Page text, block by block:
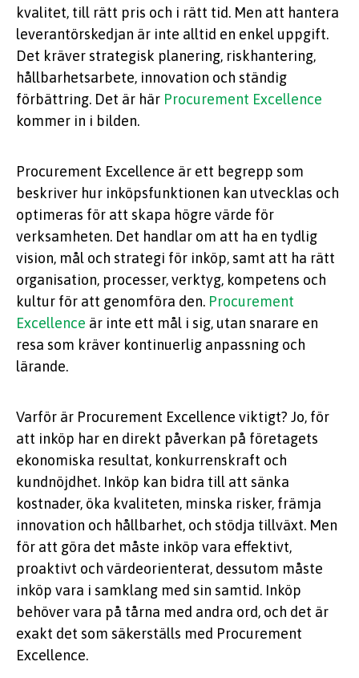
kvalitet, till rätt pris och i rätt tid. Men att hantera
leverantörskedjan är inte alltid en enkel uppgift.
Det kräver strategisk planering, riskhantering,
hållbarhetsarbete, innovation och ständig
förbättring. Det är här Procurement Excellence
kommer in i bilden.
Procurement Excellence är ett begrepp som
beskriver hur inköpsfunktionen kan utvecklas och
optimeras för att skapa högre värde för
verksamheten. Det handlar om att ha en tydlig
vision, mål och strategi för inköp, samt att ha rätt
organisation, processer, verktyg, kompetens och
kultur för att genomföra den. Procurement
Excellence är inte ett mål i sig, utan snarare en
resa som kräver kontinuerlig anpassning och
lärande.
Varför är Procurement Excellence viktigt? Jo, för
att inköp har en direkt påverkan på företagets
ekonomiska resultat, konkurrenskraft och
kundnöjdhet. Inköp kan bidra till att sänka
kostnader, öka kvaliteten, minska risker, främja
innovation och hållbarhet, och stödja tillväxt. Men
för att göra det måste inköp vara effektivt,
proaktivt och värdeorienterat, dessutom måste
inköp vara i samklang med sin samtid. Inköp
behöver vara på tårna med andra ord, och det är
exakt det som säkerställs med Procurement
Excellence.